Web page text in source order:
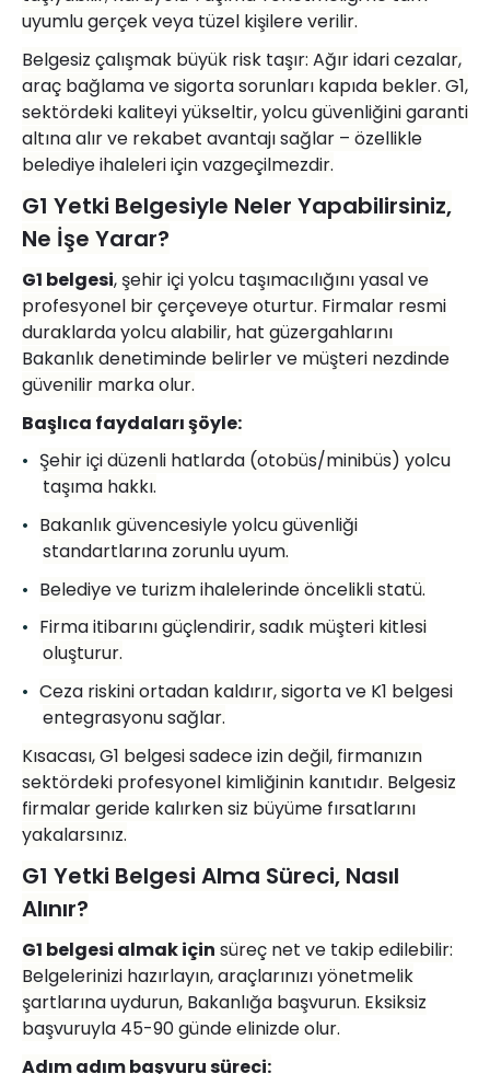
uyumlu gerçek veya tüzel kişilere verilir.
Belgesiz çalışmak büyük risk taşır: Ağır idari cezalar,
araç bağlama ve sigorta sorunları kapıda bekler. G1,
sektördeki kaliteyi yükseltir, yolcu güvenliğini garanti
altına alır ve rekabet avantajı sağlar – özellikle
belediye ihaleleri için vazgeçilmezdir.
G1 Yetki Belgesiyle Neler Yapabilirsiniz,
Ne İşe Yarar?
G1 belgesi, şehir içi yolcu taşımacılığını yasal ve
profesyonel bir çerçeveye oturtur. Firmalar resmi
duraklarda yolcu alabilir, hat güzergahlarını
Bakanlık denetiminde belirler ve müşteri nezdinde
güvenilir marka olur.
Başlıca faydaları şöyle:
• Şehir içi düzenli hatlarda (otobüs/minibüs) yolcu
taşıma hakkı.
• Bakanlık güvencesiyle yolcu güvenliği
standartlarına zorunlu uyum.
• Belediye ve turizm ihalelerindeöncelikli statü.
• Firma itibarını güçlendirir, sadık müşteri kitlesi
oluşturur.
• Ceza riskini ortadan kaldırır, sigorta ve K1 belgesi
entegrasyonu sağlar.
Kısacası, G1 belgesi sadece izin değil, firmanızın
sektördeki profesyonel kimliğinin kanıtıdır. Belgesiz
firmalar geride kalırken siz büyüme fırsatlarını
yakalarsınız.
G1 Yetki Belgesi Alma Süreci, Nasıl
Alınır?
G1 belgesi almak için süreç net ve takip edilebilir:
Belgelerinizi hazırlayın, araçlarınızı yönetmelik
şartlarına uydurun, Bakanlığa başvurun. Eksiksiz
başvuruyla 45-90 günde elinizde olur.
Adım adım başvuru süreci: